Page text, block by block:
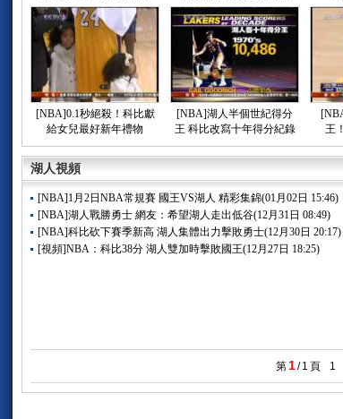
[NBA]0.1秒絕殺！科比獻
給女兒最好新年禮物
[NBA]湖人半個世紀得分
王 科比改寫十年得分紀錄
王
湖人視頻
[NBA]1月2日NBA常規賽 國王VS湖人 精彩集錦(01月02日 15:46)
[NBA]湖人戰勝勇士 網友：希望湖人走出低谷(12月31日 08:49)
[NBA]科比砍下賽季新高 湖人集體出力擊敗勇士(12月30日 20:17)
[視頻]NBA：科比38分 湖人雙加時擊敗國王(12月27日 18:25)
第 1/ 1 頁 1